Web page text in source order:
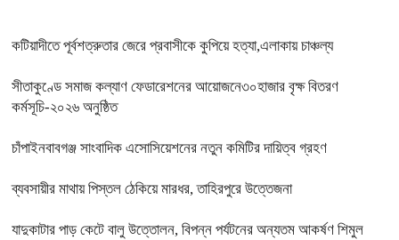
কটিয়াদীতে পূর্বশত্রুতার জেরে প্রবাসীকে কুপিয়ে হত্যা,এলাকায় চাঞ্চল্য
সীতাকুণ্ডে সমাজ কল্যাণ ফেডারেশনের আয়োজনে৩০হাজার বৃক্ষ বিতরণ
কর্মসূচি-২০২৬ অনুষ্ঠিত
চাঁপাইনবাবগঞ্জ সাংবাদিক এসোসিয়েশনের নতুন কমিটির দায়িত্ব গ্রহণ
ব্যবসায়ীর মাথায় পিস্তল ঠেকিয়ে মারধর, তাহিরপুরে উত্তেজনা
যাদুকাটার পাড় কেটে বালু উত্তোলন, বিপন্ন পর্যটনের অন্যতম আকর্ষণ শিমুল